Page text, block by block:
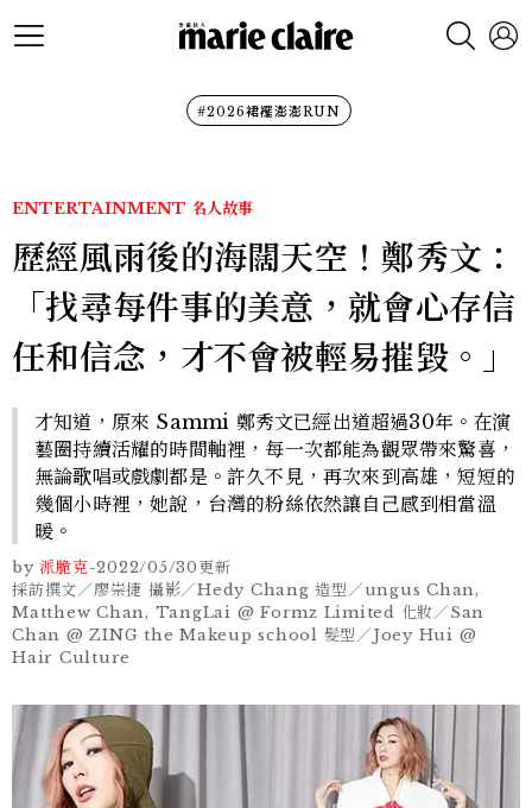
#2026裙襬澎澎RUN
ENTERTAINMENT 名人故事
歷經風雨後的海闊天空！鄭秀文：
「找尋每件事的美意，就會心存信
任和信念，才不會被輕易摧毀。」
才知道，原來 Sammi 鄭秀文已經出道超過30年。在演
藝圈持續活耀的時間軸裡，每一次都能為觀眾帶來驚喜，
無論歌唱或戲劇都是。許久不見，再次來到高雄，短短的
幾個小時裡，她說，台灣的粉絲依然讓自己感到相當溫
暖。
by 派脆克-2022/05/30更新
採訪撰文／廖崇捷 攝影／Hedy Chang 造型／ungus Chan,
Matthew Chan, TangLai @ Formz Limited 化妝／San
Chan @ ZING the Makeup school 髮型／Joey Hui @
Hair Culture